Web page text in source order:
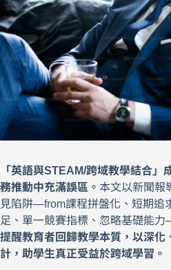
「英語與STEAM/跨域教學結合」
務推動中充滿誤區。 本文以新聞報
見陷阱—from課程拼盤化、短期追
足、單一競賽指標、忽略基礎能力
提醒教育者回歸教學本質，以深化
計，助學生真正受益於跨域學習。